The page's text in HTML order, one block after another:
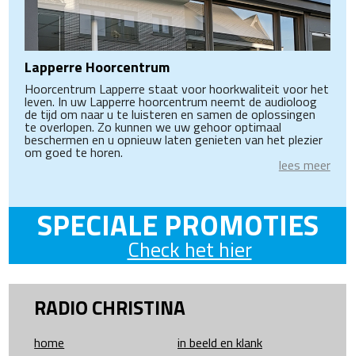
Lapperre Hoorcentrum
Hoorcentrum Lapperre staat voor hoorkwaliteit voor het
leven. In uw Lapperre hoorcentrum neemt de audioloog
de tijd om naar u te luisteren en samen de oplossingen
te overlopen. Zo kunnen we uw gehoor optimaal
beschermen en u opnieuw laten genieten van het plezier
om goed te horen.
lees meer
SPECIALE PROMOTIES
Check het hier
RADIO CHRISTINA
home
in beeld en klank